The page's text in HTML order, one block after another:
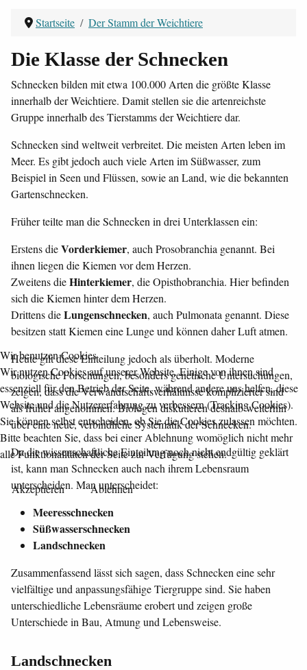
Startseite Der Stamm der Weichtiere
Die Klasse der Schnecken
Schnecken bilden mit etwa 100.000 Arten die größte Klasse
innerhalb der Weichtiere. Damit stellen sie die artenreichste
Gruppe innerhalb des Tierstamms der Weichtiere dar.
Schnecken sind weltweit verbreitet. Die meisten Arten leben im
Meer. Es gibt jedoch auch viele Arten im Süßwasser, zum
Beispiel in Seen und Flüssen, sowie an Land, wie die bekannten
Gartenschnecken.
Früher teilte man die Schnecken in drei Unterklassen ein:
Erstens dieVorderkiemer, auch Prosobranchia genannt. Bei
ihnen liegen die Kiemen vor dem Herzen.
Zweitens dieHinterkiemer, die Opisthobranchia. Hier befinden
sich die Kiemen hinter dem Herzen.
Drittens dieLungenschnecken, auch Pulmonata genannt. Diese
besitzen statt Kiemen eine Lunge und können daher Luft atmen.
Heute gilt diese Einteilung jedoch als überholt. Moderne
biologische Forschungen, besonders genetische Untersuchungen,
zeigen, dass die Verwandtschaftsverhältnisse komplizierter sind
als früher angenommen. Biologen diskutieren deshalb weiterhin
über eine neue, verbindliche Systematik der Schnecken.
Da die wissenschaftliche Einteilung noch nicht endgültig geklärt
ist, kann man Schnecken auch nach ihrem Lebensraum
unterscheiden. Man unterscheidet:
Meeresschnecken
Süßwasserschnecken
Landschnecken
Zusammenfassend lässt sich sagen, dass Schnecken eine sehr
vielfältige und anpassungsfähige Tiergruppe sind. Sie haben
unterschiedliche Lebensräume erobert und zeigen große
Unterschiede in Bau, Atmung und Lebensweise.
Landschnecken
Wir benutzen Cookies
Wir nutzen Cookies auf unserer Website. Einige von ihnen sind
essenziell für den Betrieb der Seite, während andere uns helfen, diese
Website und die Nutzererfahrung zu verbessern (Tracking Cookies).
Sie können selbst entscheiden, ob Sie die Cookies zulassen möchten.
Bitte beachten Sie, dass bei einer Ablehnung womöglich nicht mehr
alle Funktionalitäten der Seite zur Verfügung stehen.
Akzeptieren Ablehnen